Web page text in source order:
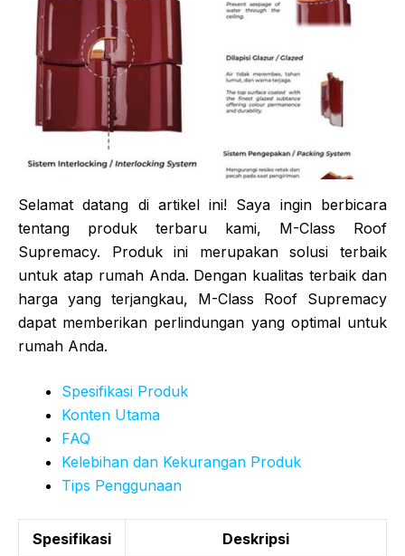
Selamat datang di artikel ini! Saya ingin berbicara
tentang produk terbaru kami, M-Class Roof
Supremacy. Produk ini merupakan solusi terbaik
untuk atap rumah Anda. Dengan kualitas terbaik dan
harga yang terjangkau, M-Class Roof Supremacy
dapat memberikan perlindungan yang optimal untuk
rumah Anda.
Spesifikasi Produk
Konten Utama
FAQ
Kelebihan dan Kekurangan Produk
Tips Penggunaan
Spesifikasi Deskripsi